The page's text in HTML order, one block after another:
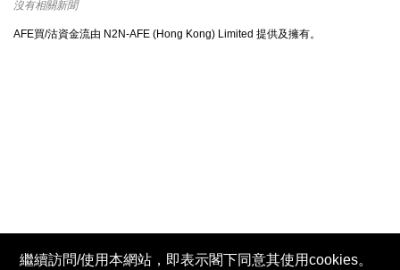
沒有相關新聞
AFE買/沽資金流由 N2N-AFE (Hong Kong) Limited 提供及擁有。
繼續訪問/使用本網站，即表示閣下同意其使用cookies。